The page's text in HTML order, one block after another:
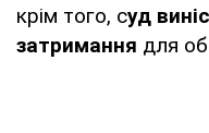
крім того, суд
затримання для